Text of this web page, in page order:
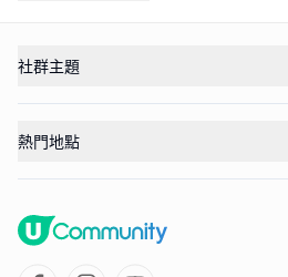
社群主題
熱門地點